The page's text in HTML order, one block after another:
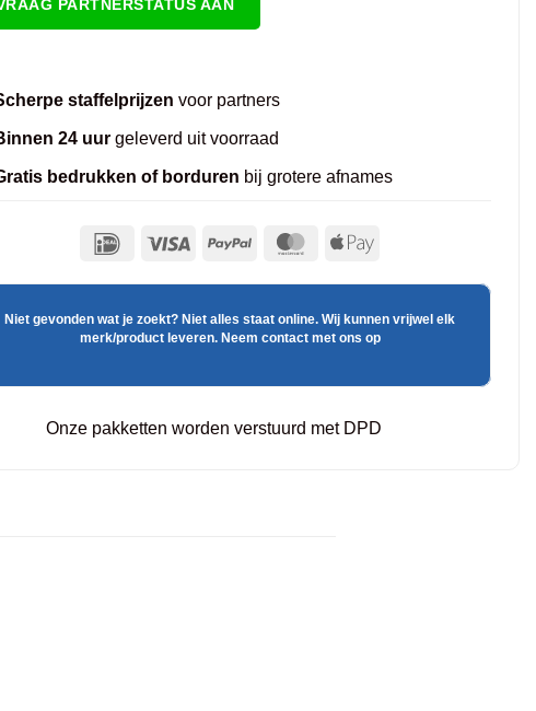
PARTNERSTATUS AAN
staffelprijzen voor partners
24 uurgeleverd uit voorraad
bedrukken of borduren bij grotere afnames
Niet gevonden wat je zoekt? Niet alles staat online. Wij kunnen vrijwel elk
merk/product leveren. Neem contact met ons op
Onze pakketten worden verstuurd met DPD